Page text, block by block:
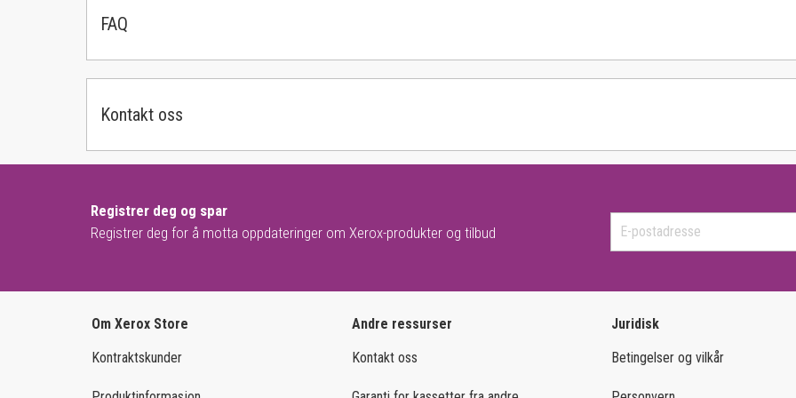
FAQ
Kontakt oss
Registrer deg og spar
Registrer deg for å motta oppdateringer om Xerox-produkter og tilbud
Om Xerox Store
Kontraktskunder
Andre ressurser
Kontakt oss
Juridisk
Betingelser og vilkår